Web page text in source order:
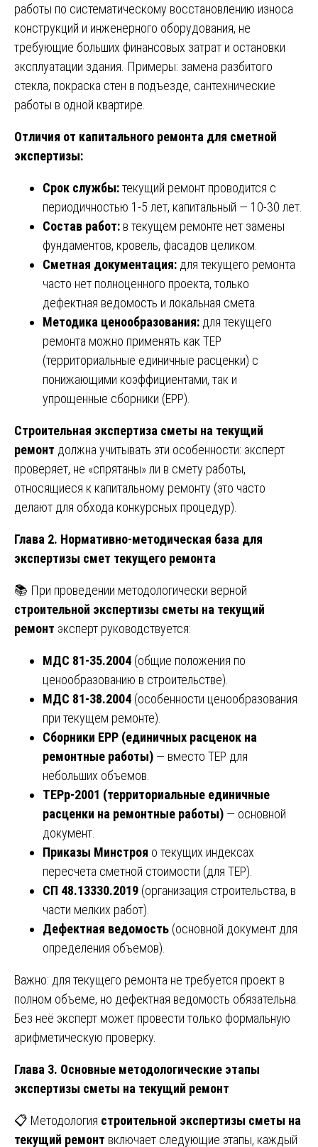
работы по систематическому восстановлению износа
конструкций и инженерного оборудования, не
требующие больших финансовых затрат и остановки
эксплуатации здания. Примеры: замена разбитого
стекла, покраска стен в подъезде, сантехнические
работы в одной квартире.
Отличия от капитального ремонта для сметной
экспертизы:
Срок службы:текущий ремонт проводится с
периодичностью 1-5 лет, капитальный — 10-30 лет.
Состав работ: в текущем ремонте нет замены
фундаментов, кровель, фасадов целиком.
Сметная документация: для текущего ремонта
часто нет полноценного проекта, только
дефектная ведомость и локальная смета.
Методика ценообразования: для текущего
ремонта можно применять как ТЕР
(территориальные единичные расценки) с
понижающими коэффициентами, так и
упрощенные сборники (ЕРР).
Строительная экспертиза сметы на текущий
ремонт должна учитывать эти особенности: эксперт
проверяет, не «спрятаны» ли в смету работы,
относящиеся к капитальному ремонту (это часто
делают для обхода конкурсных процедур).
Глава 2. Нормативно-методическая база для
экспертизы смет текущего ремонта
📚 При проведении методологически верной
строительной экспертизы сметы на текущий
ремонт эксперт руководствуется:
МДС 81-35.2004 (общие положения по
ценообразованию в строительстве).
МДС 81-38.2004 (особенности ценообразования
при текущем ремонте).
Сборники ЕРР (единичных расценок на
ремонтные работы) — вместо ТЕР для
небольших объемов.
ТЕРр-2001 (территориальные единичные
расценки на ремонтные работы) — основной
документ.
Приказы Минстроя о текущих индексах
пересчета сметной стоимости (для ТЕР).
СП 48.13330.2019 (организация строительства, в
части мелких работ).
Дефектная ведомость (основной документ для
определения объемов).
Важно: для текущего ремонта не требуется проект в
полном объеме, но дефектная ведомость обязательна.
Без неё эксперт может провести только формальную
арифметическую проверку.
Глава 3. Основные методологические этапы
экспертизы сметы на текущий ремонт
📋 Методология строительной экспертизы сметы на
текущий ремонт включает следующие этапы, каждый